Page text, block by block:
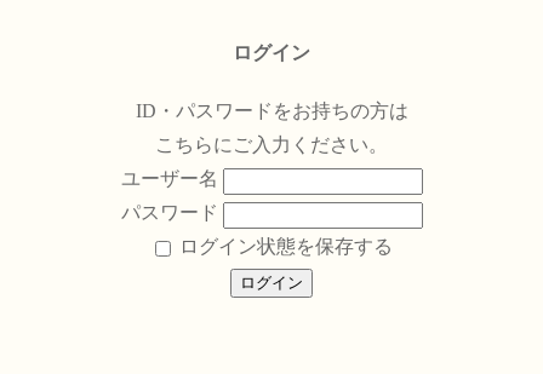
ログイン
ID・パスワードをお持ちの方は
こちらにご入力ください。
ユーザー名
パスワード
ログイン状態を保存する